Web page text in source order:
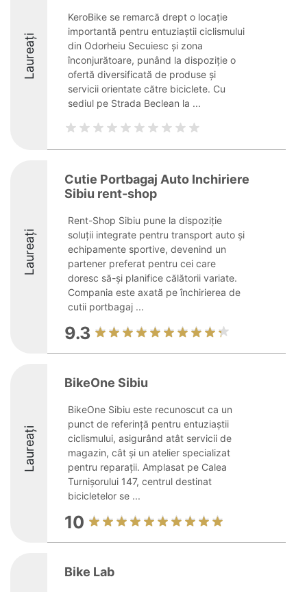
Laureați
KeroBike se remarcă drept o locație
importantă pentru entuziaștii ciclismului
din Odorheiu Secuiesc și zona
înconjurătoare, punând la dispoziție o
ofertă diversificată de produse și
servicii orientate către biciclete. Cu
sediul pe Strada Beclean la ...
Laureați
Cutie Portbagaj Auto Inchiriere
Sibiu rent-shop
Rent-Shop Sibiu pune la dispoziție
soluții integrate pentru transport auto şi
echipamente sportive, devenind un
partener preferat pentru cei care
doresc să-şi planifice călătorii variate.
Compania este axată pe închirierea de
cutii portbagaj ...
9.3
Laureați
BikeOne Sibiu
BikeOne Sibiu este recunoscut ca un
punct de referință pentru entuziaștii
ciclismului, asigurând atât servicii de
magazin, cât și un atelier specializat
pentru reparații. Amplasat pe Calea
Turnișorului 147, centrul destinat
bicicletelor se ...
10
Bike Lab